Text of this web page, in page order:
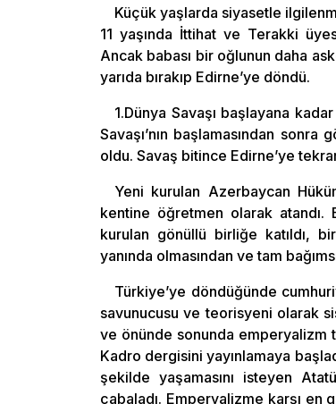
Küçük yaşlarda siyasetle
11 yaşında İttihat ve Terakki
Ancak babası bir oğlunun daha
yarıda bırakıp Edirne’ye döndü.
1.Dünya Savaşı başlayana
Savaşı’nın başlamasından
oldu. Savaş bitince Edirne’ye
Yeni kurulan Azerbaycan
kentine öğretmen olarak atandı.
kurulan gönüllü birliğe katıldı,
yanında olmasından ve tam
Türkiye’ye döndüğünde
savunucusu ve teorisyeni olarak
ve önünde sonunda emperyalizm
Kadro dergisini yayınlamaya
şekilde yaşamasını isteyen
çabaladı. Emperyalizme karşı